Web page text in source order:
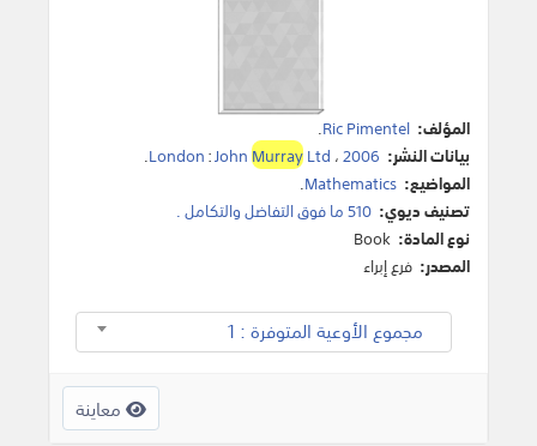
المؤلف: Ric Pimentel
.
بيانات النشر:
London:JohnMurrayLtd ،2006
.
المواضيع: Mathematics
.
تصنيف ديوي: 510 ما فوق التفاضل والتكامل .
نوع المادة: Book
المصدر: فرع إبراء
مجموع الأوعية المتوفرة : 1
معاينة